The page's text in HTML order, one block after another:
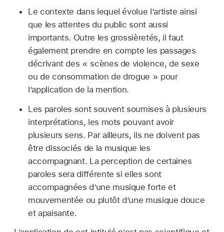
Le contexte dans lequel évolue l’artiste ainsi
que les attentes du public sont aussi
importants. Outre les grossièretés, il faut
également prendre en compte les passages
décrivant des « scènes de violence, de sexe
ou de consommation de drogue » pour
l’application de la mention.
Les paroles sont souvent soumises à plusieurs
interprétations, les mots pouvant avoir
plusieurs sens. Par ailleurs, ils ne doivent pas
être dissociés de la musique les
accompagnant. La perception de certaines
paroles sera différente si elles sont
accompagnées d’une musique forte et
mouvementée ou plutôt d’une musique douce
et apaisante.